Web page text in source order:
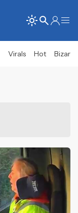
Virals Hot Bizar